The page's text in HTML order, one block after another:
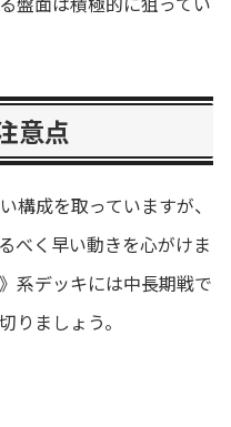
意点
構成を取っていますが、
べく早い動きを心がけま
系デッキには中長期戦で
りましょう。